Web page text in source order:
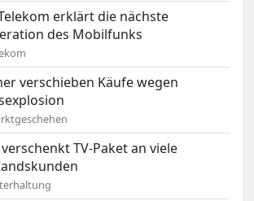
erklärt die nächste
des Mobilfunks
verschieben Käufe wegen
TV-Paket an viele